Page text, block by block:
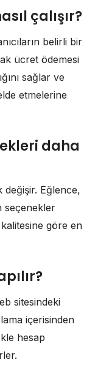
çalışır?
belirli bir
ücret ödemesi
sağlar ve
etmelerine
daha
değişir. Eğlence,
seçenekler
göre en
sitesindeki
içerisinden
hesap